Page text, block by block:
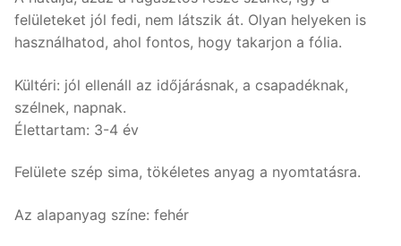
felületeket jól fedi, nem látszik át. Olyan helyeken is
használhatod, ahol fontos, hogy takarjon a fólia.
Kültéri: jól ellenáll az időjárásnak, a csapadéknak,
szélnek, napnak.
Élettartam: 3-4 év
Felülete szép sima, tökéletes anyag a nyomtatásra.
Az alapanyag színe: fehér